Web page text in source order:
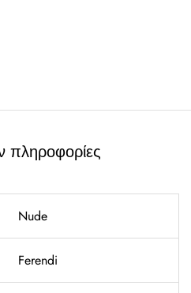
πληροφορίες
Nude
Ferendi